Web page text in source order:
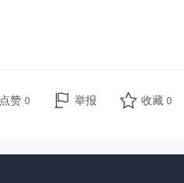
点赞 0 举报 收藏 0